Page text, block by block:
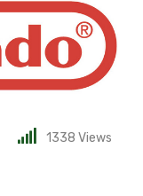
1338 Views